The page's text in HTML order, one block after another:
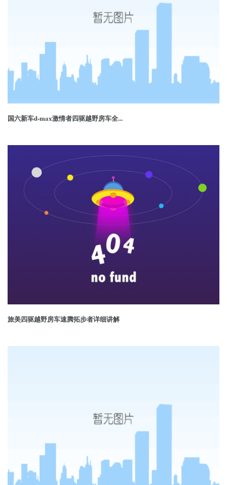
国六新车d-max激情者四驱越野房车全...
旅美四驱越野房车速腾拓步者详细讲解